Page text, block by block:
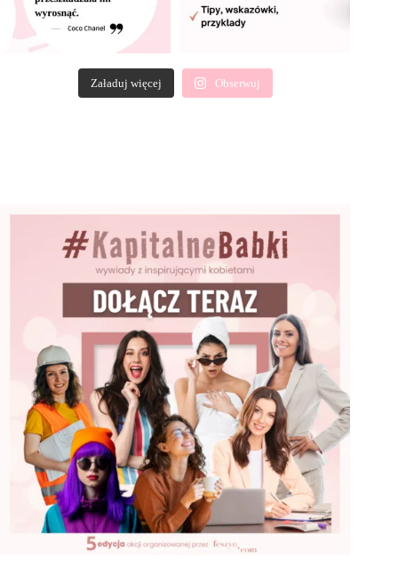
Załaduj więcej Obserwuj